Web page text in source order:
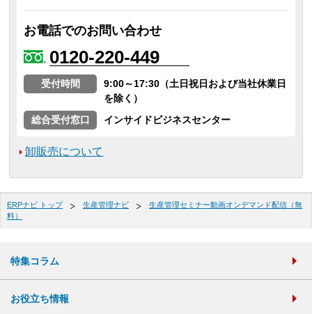
お電話でのお問い合わせ
0120-220-449
受付時間
9:00～17:30（土日祝日および当社休業日
を除く）
総合受付窓口
インサイドビジネスセンター
卸販売について
ERPナビ トップ 生産管理ナビ
生産管理セミナー動画オンデマンド配信（無
料）
特集コラム
お役立ち情報